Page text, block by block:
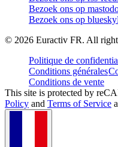
Bezoek ons op
Bezoek ons op bluesky
© 2026 Euractiv FR. All
Politique de
Conditions générales
Conditions de vente
This site is protected by
Policy and Terms of Service